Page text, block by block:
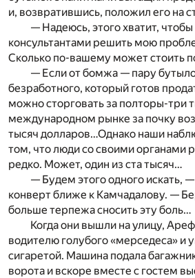
и, возвратившись, положил его на
— Надеюсь, этого хватит,
консультантами решить мою
Сколько по-вашему может стоить
— Если от бомжа — пару
безработного, который готов
можно сторговать за полторы-три
международном рынке за почку
тысяч долларов…Однако наши
том, что люди со своими органами
редко. Может, один из ста тысяч…
— Будем этого одного искать,
конверт ближе к Камчадалову. —
больше терпежа сносить эту боль…
Когда они вышли на улицу,
водителю голубого «мерседеса» и
сигаретой. Машина подала
ворота и вскоре вместе с гостем